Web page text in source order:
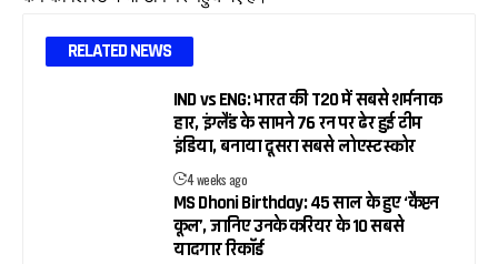
RELATED NEWS
IND vs ENG: भारत की T20 में सबसे शर्मनाक
हार, इंग्लैंड के सामने 76 रन पर ढेर हुई टीम
इंडिया, बनाया दूसरा सबसे लोएस्ट स्कोर
4 weeks ago
MS Dhoni Birthday: 45 साल के हुए ‘कैप्टन
कूल’, जानिए उनके करियर के 10 सबसे
यादगार रिकॉर्ड